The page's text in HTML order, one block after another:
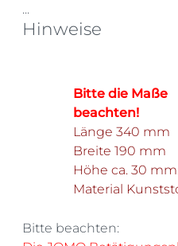
...
Hinweise
Bitte die Maße
beachten!
Länge 340 mm
Breite 190 mm
Höhe ca. 30
Material
Bitte beachten: